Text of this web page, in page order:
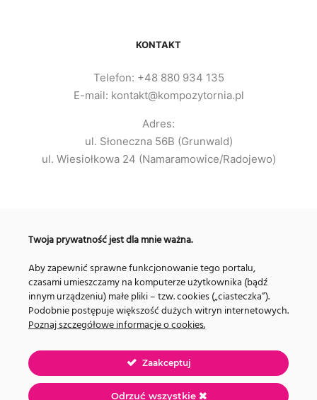
KONTAKT
Telefon: +48 880 934 135
E-mail: kontakt@kompozytornia.pl
Adres:
ul. Słoneczna 56B (Grunwald)
ul. Wiesiołkowa 24 (Namaramowice/Radojewo)
Zajęcia
Metody nauczania
Twoja prywatność jest dla mnie ważna.
Aby zapewnić sprawne funkcjonowanie tego portalu,
czasami umieszczamy na komputerze użytkownika (bądź
innym urządzeniu) małe pliki – tzw. cookies („ciasteczka”).
Podobnie postępuje większość dużych witryn internetowych.
Poznaj szczegółowe informacje o cookies.
Zaakceptuj
Odrzuć wszystkie